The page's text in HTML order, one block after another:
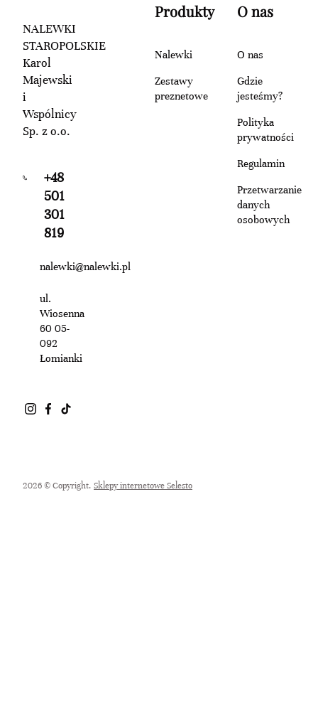
NALEWKI
STAROPOLSKIE
Karol
Majewski
i
Wspólnicy
Sp. z o.o.
+48
501
301
819
nalewki@nalewki.pl
ul.
Wiosenna
60 05-
092
Łomianki
Produkty
Nalewki
Zestawy
preznetowe
O nas
O nas
Gdzie
jesteśmy?
Polityka
prywatności
Regulamin
Przetwarzanie
danych
osobowych
2026 © Copyright. Sklepy internetowe Selesto